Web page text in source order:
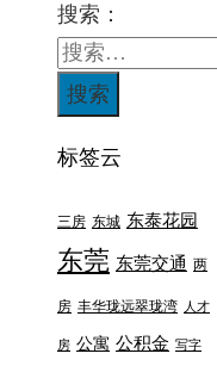
搜索：
标签云
三房 东城 东泰花园
东莞 东莞交通 两
房 丰华珑远翠珑湾 人才
房 公寓 公积金 写字